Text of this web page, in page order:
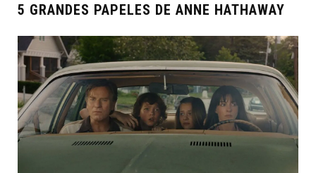
5 GRANDES PAPELES DE ANNE HATHAWAY